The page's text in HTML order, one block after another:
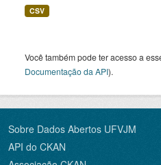
CSV
Você também pode ter acesso a
Documentação da API).
Sobre Dados Abertos UFVJM
API do CKAN